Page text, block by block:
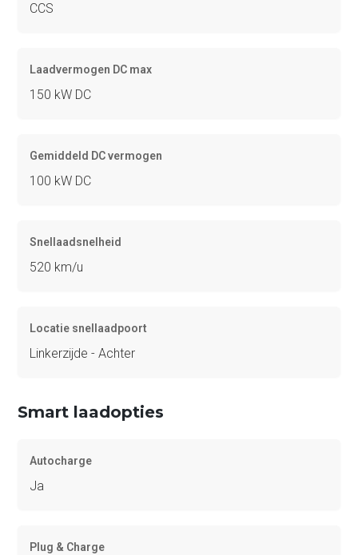
CCS
Laadvermogen DC max
150 kW DC
Gemiddeld DC vermogen
100 kW DC
Snellaadsnelheid
520 km/u
Locatie snellaadpoort
Linkerzijde - Achter
Smart laadopties
Autocharge
Ja
Plug & Charge